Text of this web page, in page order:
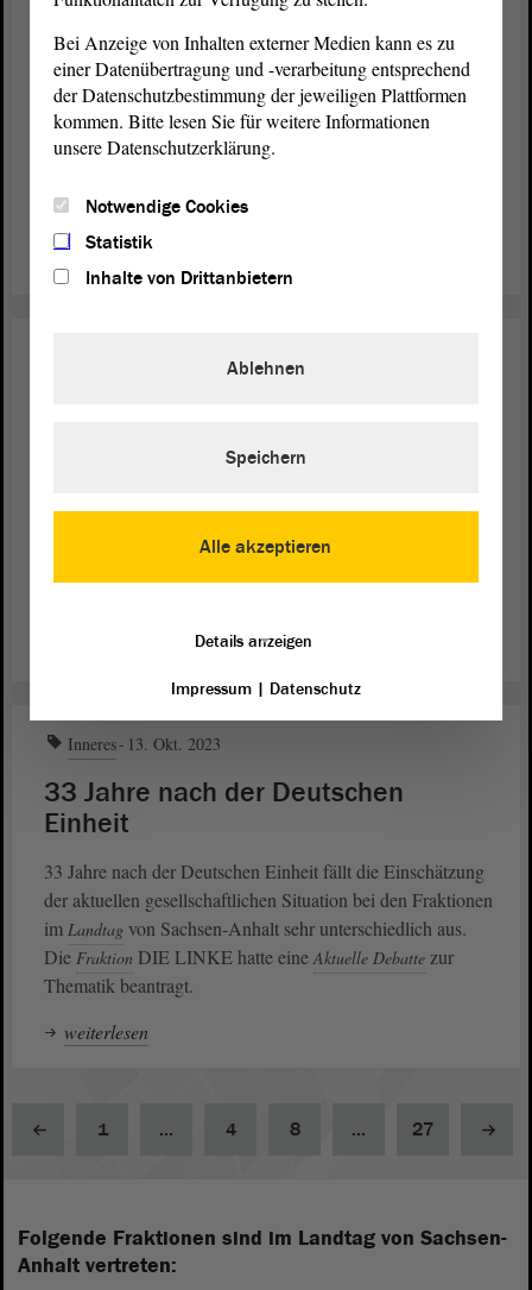
AfD will Täter-Details auf
Polizeiwebsites
Sollen persönliche Informationen von pädophilen Straftätern
öffentlich auf den Polzeiwebsites einsehbar sein? Die AfD-
anderen Fraktionen lehnten diesen Vorschlag ab.
November-Sitzungen des Landtags eineRegierungserklärung
zur Verantwortung gegenüber Israel und Jüdinnen und
Inneres 13. Okt. 2023
33 Jahre nach der Deutschen
Einheit
33 Jahre nach der Deutschen Einheit fällt die Einschätzung
der aktuellen gesellschaftlichen Situation bei den Fraktionen
im Landtag von Sachsen-Anhalt sehr unterschiedlich aus.
Die Fraktion DIE LINKE hatte eine Aktuelle Debatte zur
Thematik beantragt.
weiterlesen
1 ... 4 8 ... 27
Folgende Fraktionen sind im Landtag von Sachsen-
Anhalt vertreten:
Bei Anzeige von Inhalten externer Medien kann es zu
einer Datenübertragung und -verarbeitung entsprechend
der Datenschutzbestimmung der jeweiligen Plattformen
kommen. Bitte lesen Sie für weitere Informationen
unsere Datenschutzerklärung.
Notwendige Cookies
Statistik
Inhalte von Drittanbietern
Alle akzeptieren
Ablehnen
Speichern
Details anzeigen
Impressum| Datenschutz